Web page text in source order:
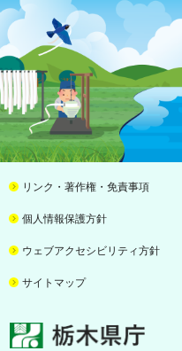
リンク・著作権・免責事項
個人情報保護方針
ウェブアクセシビリティ方針
サイトマップ
栃木県庁